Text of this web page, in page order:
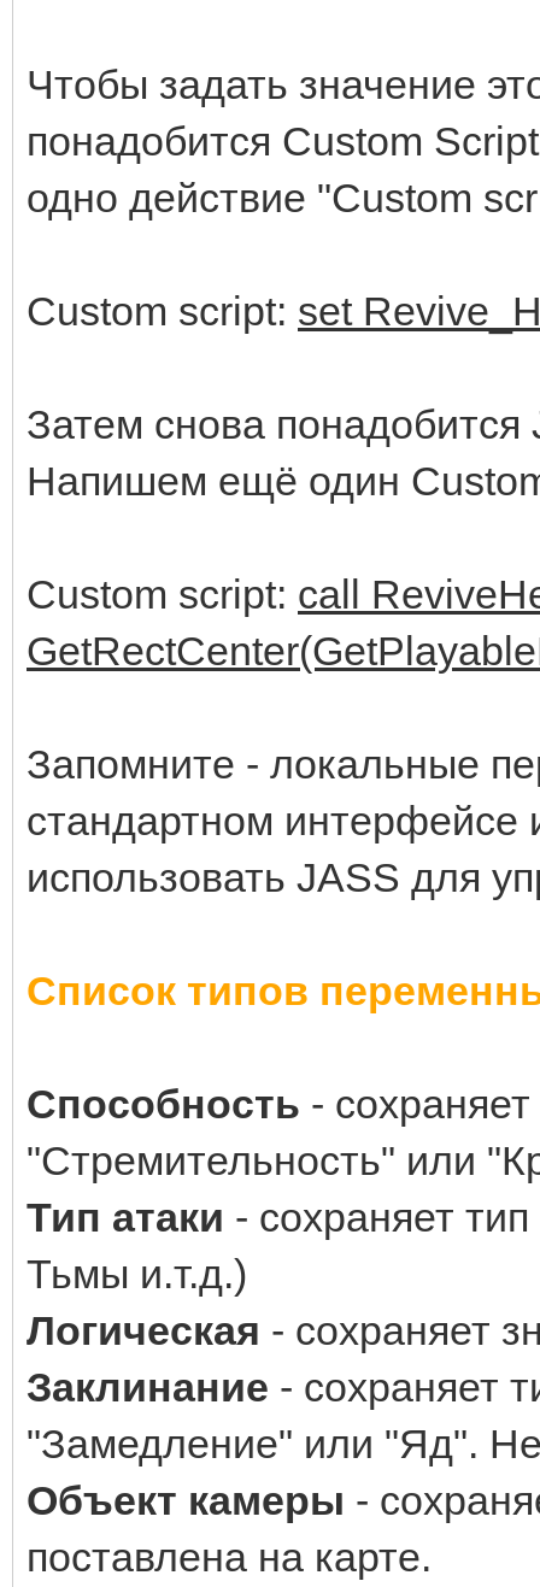
Чтобы задать значение
понадобится Custom
одно действие "Custom
Custom script: set
Затем снова понадобится
Напишем ещё один
Custom script: call
Запомните - локальные
стандартном интерфейсе
использовать JASS для
Список типов
Способность -
"Стремительность" или
Тип атаки - сохраняет
Тьмы и.т.д.)
Логическая - сохраняет
Заклинание - сохраняет
"Замедление" или "Яд".
Объект камеры -
поставлена на карте.